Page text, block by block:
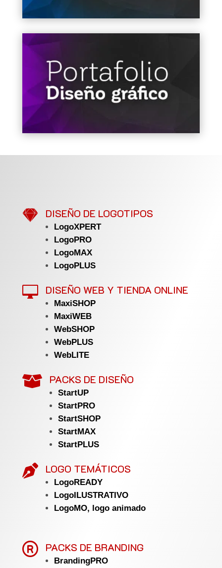
 DISEÑO DE LOGOTIPOS
LogoXPERT
LogoPRO
LogoMAX
LogoPLUS
 DISEÑO WEB Y TIENDA ONLINE
MaxiSHOP
MaxiWEB
WebSHOP
WebPLUS
WebLITE
 PACKS DE DISEÑO
StartUP
StartPRO
StartSHOP
StartMAX
StartPLUS
 LOGO TEMÁTICOS
LogoREADY
LogoILUSTRATIVO
LogoMO, logo animado
 PACKS DE BRANDING
BrandingPRO